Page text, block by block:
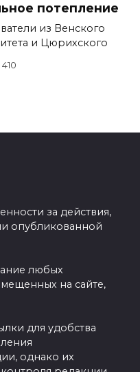
потепление
из Венского
и Цюрихского
410
за действия,
опубликованной
любых
на сайте,
для удобства
однако их